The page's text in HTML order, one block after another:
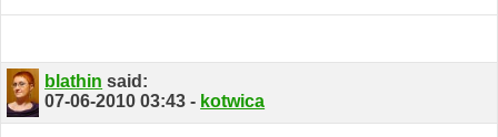
blathin said:
07-06-201003:43 - kotwica